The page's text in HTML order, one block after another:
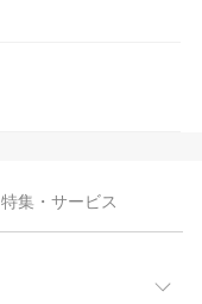
特集・サービス